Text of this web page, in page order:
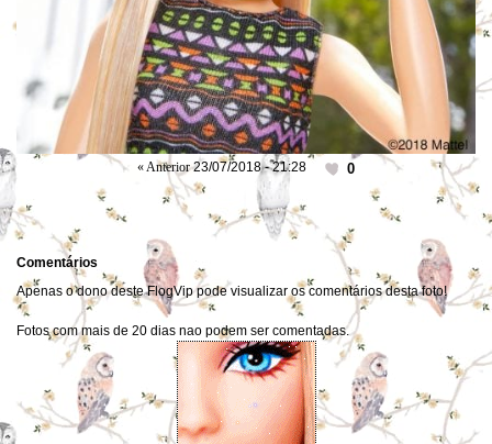
« Anterior23/07/2018 - 21:28 0
Comentários
Apenas o dono deste FlogVip pode visualizar os comentários desta foto!
Fotos com mais de 20 dias nao podem ser comentadas.